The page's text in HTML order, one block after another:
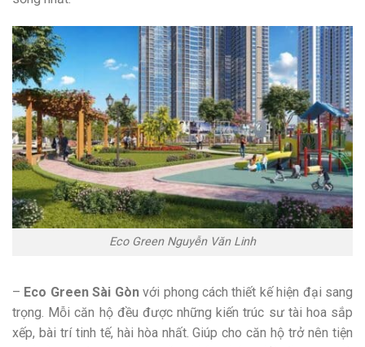
Eco Green Nguyễn Văn Linh
– Eco Green Sài Gònvới phong cách thiết kế hiện đại sang
trọng. Mỗi căn hộ đều được những kiến trúc sư tài hoa sắp
xếp, bài trí tinh tế, hài hòa nhất. Giúp cho căn hộ trở nên tiện